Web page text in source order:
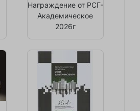
Награждение от РСГ-
Академическое
2026г